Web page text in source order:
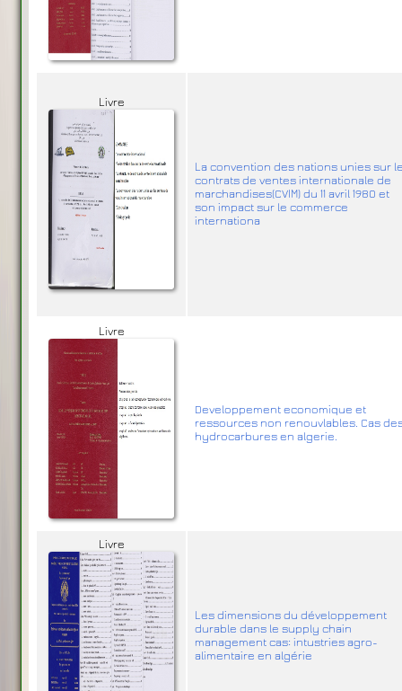
Livre
La convention des nations unies sur
contrats de ventes internationale de
marchandises(CVIM) du 11 avril 1980 et
son impact sur le commerce
internationa
Livre
Developpement economique et
ressources non renouvlables. Cas
hydrocarbures en algerie.
Livre
Les dimensions du développement
durable dans le supply chain
management cas: intustries agro-
alimentaire en algérie